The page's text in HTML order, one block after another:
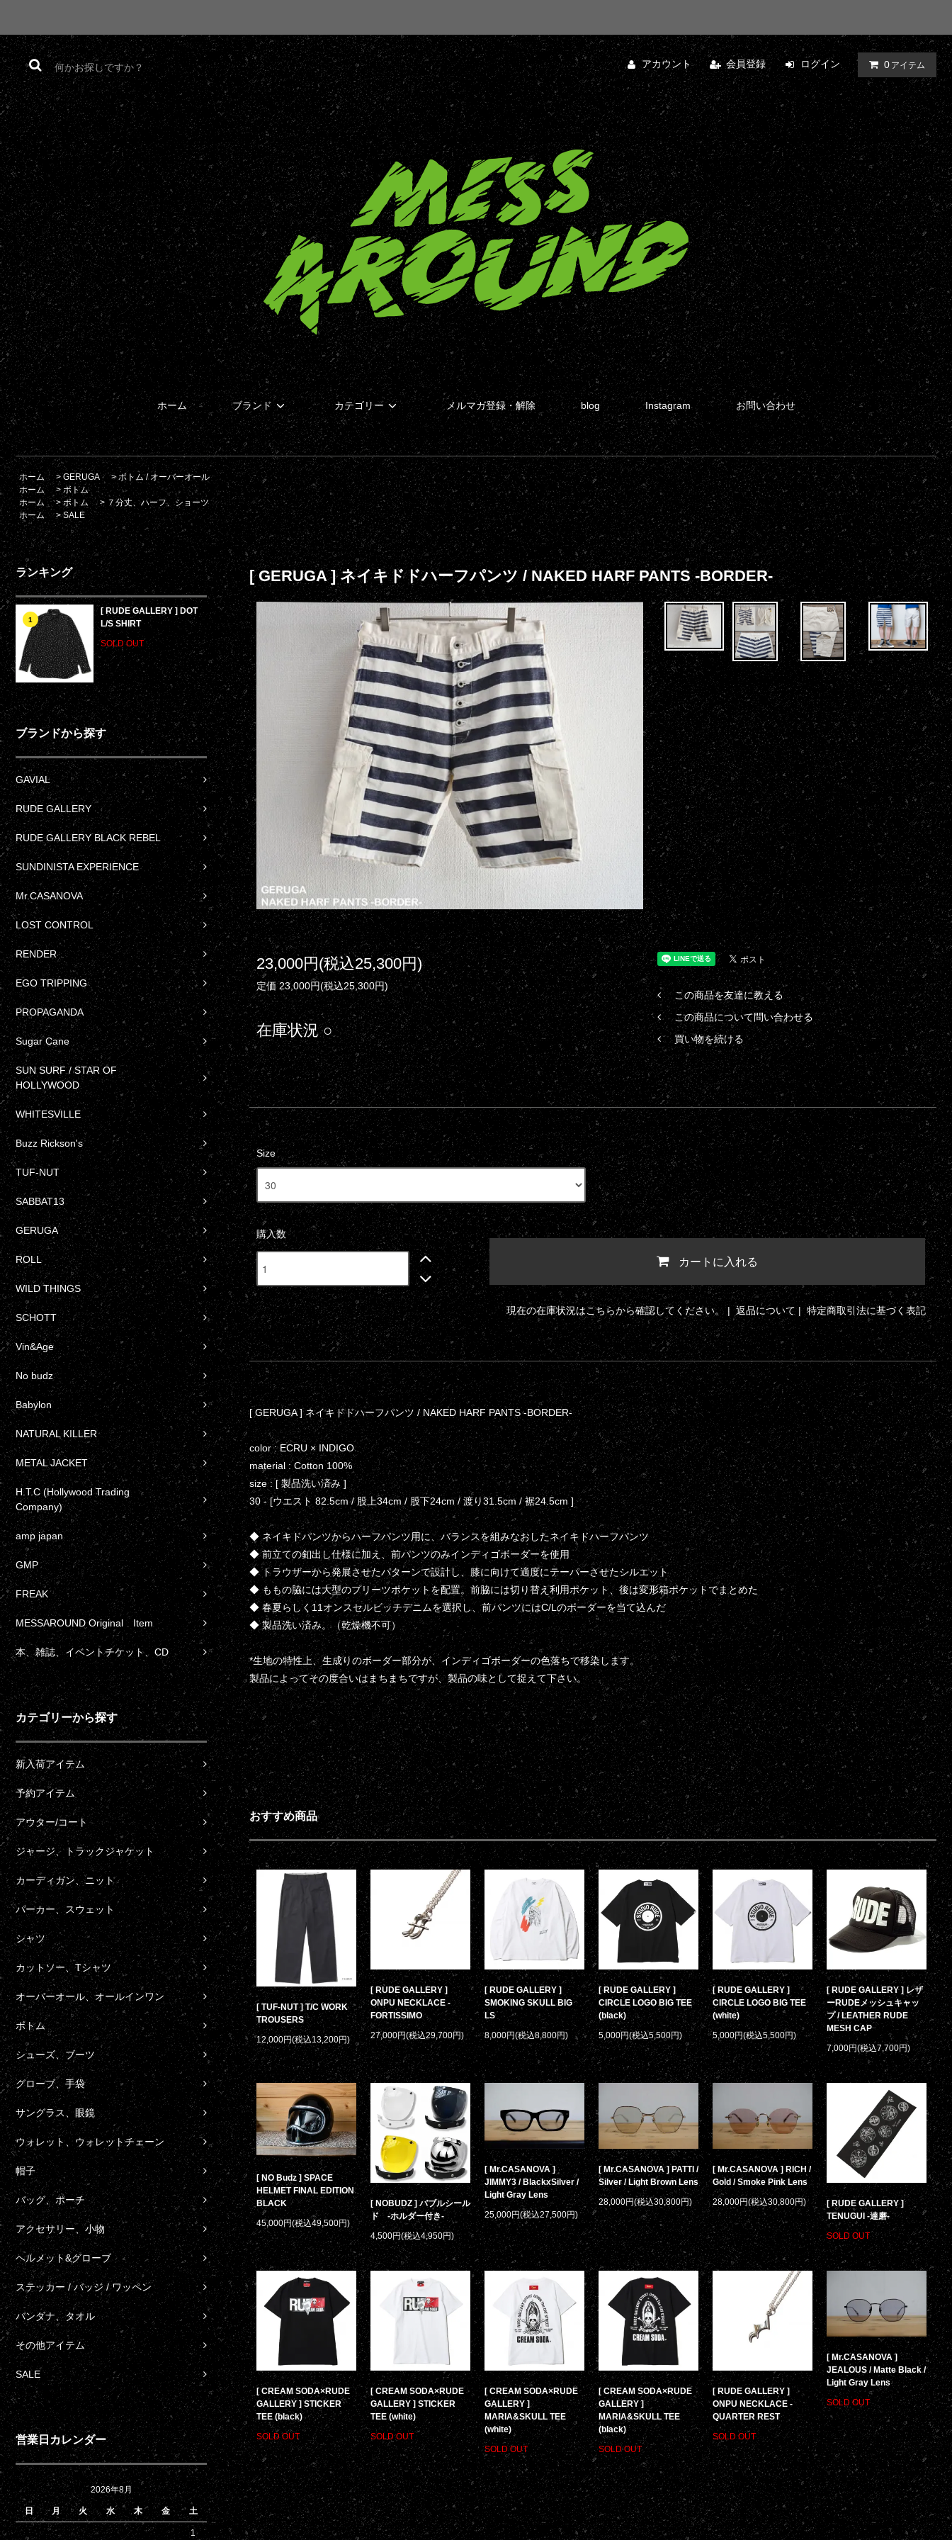
アカウント 会員登録 ログイン 0 アイテム
ホーム ブランド カテゴリー メルマガ登録・解除 blog Instagram お問い合わせ
ホーム >GERUGA >ボトム / オーバーオール
ホーム
> ボトム
ホーム
>ボトム > ７分丈、ハーフ、ショーツ
ホーム
>SALE
ランキング
1
[ RUDE GALLERY ] DOT
L/S SHIRT
SOLD OUT
ブランドから探す
GAVIAL
RUDE GALLERY
RUDE GALLERY BLACK REBEL
SUNDINISTA EXPERIENCE
Mr.CASANOVA
LOST CONTROL
RENDER
EGO TRIPPING
PROPAGANDA
Sugar Cane
SUN SURF / STAR OF
HOLLYWOOD
WHITESVILLE
Buzz Rickson's
TUF-NUT
SABBAT13
GERUGA
ROLL
WILD THINGS
SCHOTT
Vin&Age
No budz
Babylon
NATURAL KILLER
METAL JACKET
H.T.C (Hollywood Trading
Company)
amp japan
GMP
FREAK
MESSAROUND Original Item
本、雑誌、イベントチケット、CD
カテゴリーから探す
新入荷アイテム
予約アイテム
アウター/コート
ジャージ、トラックジャケット
カーディガン、ニット
パーカー、スウェット
シャツ
カットソー、Tシャツ
オーバーオール、オールインワン
ボトム
シューズ、ブーツ
グローブ、手袋
サングラス、眼鏡
ウォレット、ウォレットチェーン
帽子
バッグ、ポーチ
アクセサリー、小物
ヘルメット&グローブ
ステッカー / バッジ / ワッペン
バンダナ、タオル
その他アイテム
SALE
営業日カレンダー
2026年8月
日 月 火 水 木 金 土
1
[ GERUGA ] ネイキドドハーフパンツ / NAKED HARF PANTS -BORDER-
23,000円(税込25,300円)
定価 23,000円(税込25,300円)
在庫状況 ○
この商品を友達に教える
この商品について問い合わせる
買い物を続ける
Size
購入数
カートに入れる
現在の在庫状況はこちらから確認してください。 | 返品について | 特定商取引法に基づく表記
[ GERUGA ] ネイキドドハーフパンツ / NAKED HARF PANTS -BORDER-
color : ECRU × INDIGO
material : Cotton 100%
size : [ 製品洗い済み ]
30 - [ウエスト 82.5cm / 股上34cm / 股下24cm / 渡り31.5cm / 裾24.5cm ]
◆ ネイキドパンツからハーフパンツ用に、バランスを組みなおしたネイキドハーフパンツ
◆ 前立ての釦出し仕様に加え、前パンツのみインディゴボーダーを使用
◆ トラウザーから発展させたパターンで設計し、膝に向けて適度にテーパーさせたシルエット
◆ ももの脇には大型のプリーツポケットを配置。前脇には切り替え利用ポケット、後は変形箱ポケットでまとめた
◆ 春夏らしく11オンスセルビッチデニムを選択し、前パンツにはC/Lのボーダーを当て込んだ
◆ 製品洗い済み。（乾燥機不可）
*生地の特性上、生成りのボーダー部分が、インディゴボーダーの色落ちで移染します。
製品によってその度合いはまちまちですが、製品の味として捉えて下さい。
おすすめ商品
[ TUF-NUT ] T/C WORK
TROUSERS
12,000円(税込13,200円)
[ RUDE GALLERY ]
ONPU NECKLACE -
FORTISSIMO
27,000円(税込29,700円)
[ RUDE GALLERY ]
SMOKING SKULL BIG
LS
8,000円(税込8,800円)
[ RUDE GALLERY ]
CIRCLE LOGO BIG TEE
(black)
5,000円(税込5,500円)
[ RUDE GALLERY ]
CIRCLE LOGO BIG TEE
(white)
5,000円(税込5,500円)
[ RUDE GALLERY ] レザ
ーRUDEメッシュキャッ
プ / LEATHER RUDE
MESH CAP
7,000円(税込7,700円)
[ NO Budz ] SPACE
HELMET FINAL EDITION
BLACK
45,000円(税込49,500円)
[ NOBUDZ ] バブルシール
ド -ホルダー付き-
4,500円(税込4,950円)
[ Mr.CASANOVA ]
JIMMY3 / BlackxSilver /
Light Gray Lens
25,000円(税込27,500円)
[ Mr.CASANOVA ] PATTI /
Silver / Light Brown Lens
28,000円(税込30,800円)
[ Mr.CASANOVA ] RICH /
Gold / Smoke Pink Lens
28,000円(税込30,800円)
[ RUDE GALLERY ]
TENUGUI -達磨-
SOLD OUT
[ CREAM SODA×RUDE
GALLERY ] STICKER
TEE (black)
SOLD OUT
[ CREAM SODA×RUDE
GALLERY ] STICKER
TEE (white)
SOLD OUT
[ CREAM SODA×RUDE
GALLERY ]
MARIA&SKULL TEE
(white)
SOLD OUT
[ CREAM SODA×RUDE
GALLERY ]
MARIA&SKULL TEE
(black)
SOLD OUT
[ RUDE GALLERY ]
ONPU NECKLACE -
QUARTER REST
SOLD OUT
[ Mr.CASANOVA ]
JEALOUS / Matte Black /
Light Gray Lens
SOLD OUT